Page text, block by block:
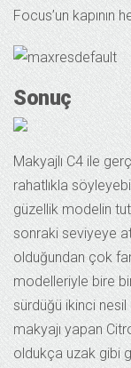
Focus’un kapının
Sonuç
Makyajlı C4 ile
rahatlıkla
güzellik modelin
sonraki seviyeye
olduğundan çok
modelleriyle bire
sürdüğü ikinci
makyajı yapan
oldukça uzak gibi